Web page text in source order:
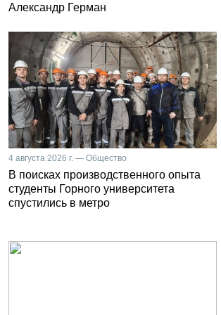
Александр Герман
4 августа 2026 г. — Общество
В поисках производственного опыта
студенты Горного университета
спустились в метро